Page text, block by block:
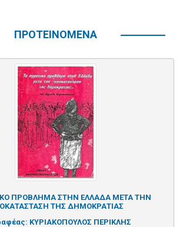
ΠΡΟΤΕΙΝΟΜΕΝΑ
ΠΡΟΒΛΗΜΑ ΣΤΗΝ ΕΛΛΑΔΑ ΜΕΤΑ ΤΗΝ
ΤΗΣ ΔΗΜΟΚΡΑΤΙΑΣ
ΚΥΡΙΑΚΟΠΟΥΛΟΣ ΠΕΡΙΚΛΗΣ